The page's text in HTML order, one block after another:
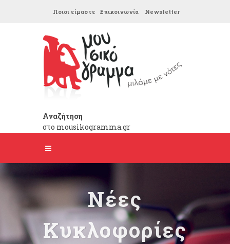
Ποιοι είμαστε Επικοινωνία Newsletter
Αναζήτηση
στο mousikogramma.gr
Νέες
Κυκλοφορίες